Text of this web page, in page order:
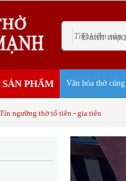
Danh mục
PHẨM Văn hóa thờ cúng
Tín ngưỡng thờ tổ tiên - gia tiên